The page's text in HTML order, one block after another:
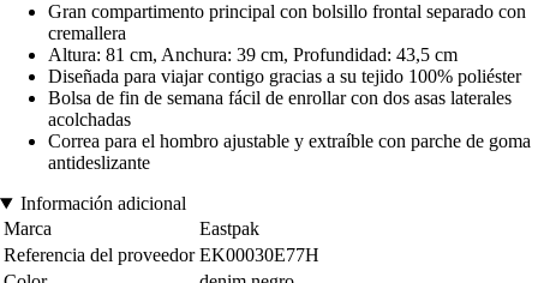
Gran compartimento principal con bolsillo frontal separado con
cremallera
Altura: 81 cm, Anchura: 39 cm, Profundidad: 43,5 cm
Diseñada para viajar contigo gracias a su tejido 100% poliéster
Bolsa de fin de semana fácil de enrollar con dos asas laterales
acolchadas
Correa para el hombro ajustable y extraíble con parche de goma
antideslizante
Información adicional
Marca
Eastpak
Referencia del proveedor EK00030E77H